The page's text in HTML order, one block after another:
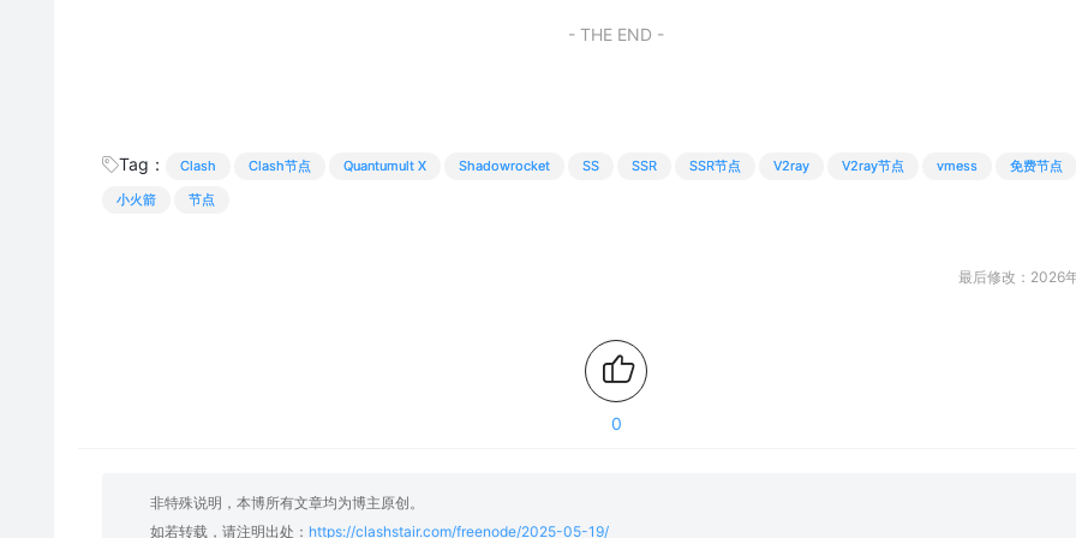
- THE END -
Tag： Clash Clash节点 Quantumult X Shadowrocket SS SSR SSR节点 V2ray V2ray节点 vmess
免费节点
小火箭
节点
最后修改：2026
0
非特殊说明，本博所有文章均为博主原创。
如若转载，请注明出处： https://clashstair.com/freenode/2025-05-19/